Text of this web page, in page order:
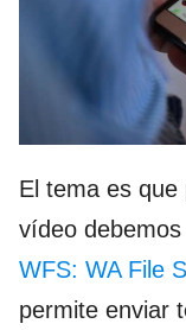
El tema es que
vídeo
WFS: WA File
permite enviar t